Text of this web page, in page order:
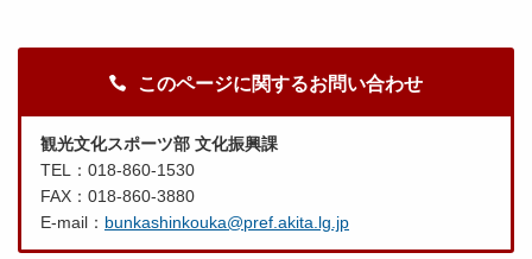
このページに関するお問い合わせ
観光文化スポーツ部 文化振興課
TEL：018-860-1530
FAX：018-860-3880
E-mail： bunkashinkouka@pref.akita.lg.jp